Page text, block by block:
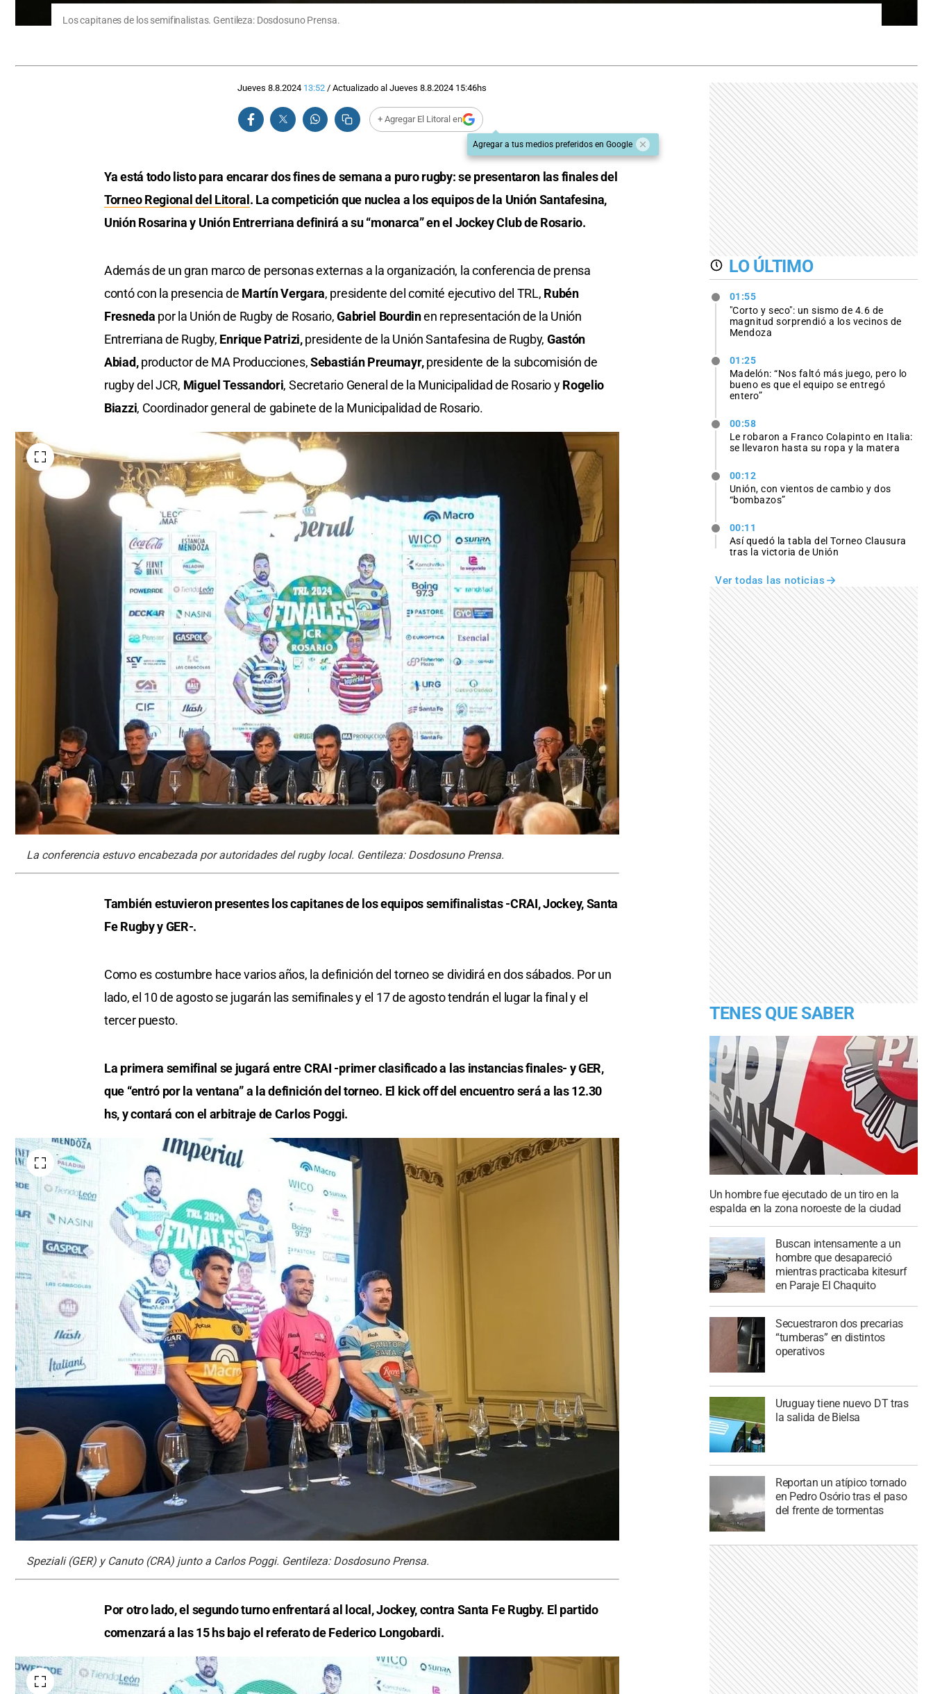
Los capitanes de los semifinalistas. Gentileza: Dosdosuno Prensa.
Jueves 8.8.2024 13:52/ Actualizado al Jueves 8.8.2024 15:46hs
+ Agregar El Litoral en
Agregar a tus medios preferidos en Google
Ya está todo listo para encarar dos fines de semana a puro rugby: se presentaron las finales del
Torneo Regional del Litoral . La competición que nuclea a los equipos de la Unión Santafesina,
Unión Rosarina y Unión Entrerriana definirá a su “monarca” en el Jockey Club de Rosario.
Además de un gran marco de personas externas a la organización, la conferencia de prensa
contó con la presencia de Martín Vergara, presidente del comité ejecutivo del TRL, Rubén
Fresneda por la Unión de Rugby de Rosario,Gabriel Bourdinen representación de la Unión
Entrerriana de Rugby, Enrique Patrizi,presidente de la Unión Santafesina de Rugby, Gastón
Abiad,productor de MA Producciones,Sebastián Preumayr,presidente de la subcomisión de
rugby del JCR, Miguel Tessandori, Secretario General de la Municipalidad de Rosario yRogelio
Biazzi, Coordinador general de gabinete de la Municipalidad de Rosario.
La conferencia estuvo encabezada por autoridades del rugby local. Gentileza: Dosdosuno Prensa.
También estuvieron presentes los capitanes de los equipos semifinalistas -CRAI, Jockey, Santa
Fe Rugby y GER-.
Como es costumbre hace varios años, la definición del torneo se dividirá en dos sábados. Por un
lado, el 10 de agosto se jugarán las semifinales y el 17 de agosto tendrán el lugar la final y el
tercer puesto.
La primera semifinal se jugará entre CRAI -primer clasificado a las instancias finales- y GER,
que “entró por la ventana” a la definición del torneo. El kick off del encuentro será a las 12.30
hs, y contará con el arbitraje de Carlos Poggi.
Speziali (GER) y Canuto (CRA) junto a Carlos Poggi. Gentileza: Dosdosuno Prensa.
Por otro lado, el segundo turno enfrentará al local, Jockey, contra Santa Fe Rugby. El partido
comenzará a las 15 hs bajo el referato de Federico Longobardi.
LO ÚLTIMO
01:55
"Corto y seco": un sismo de 4.6 de
magnitud sorprendió a los vecinos de
Mendoza
01:25
Madelón: “Nos faltó más juego, pero lo
bueno es que el equipo se entregó
entero”
00:58
Le robaron a Franco Colapinto en Italia:
se llevaron hasta su ropa y la matera
00:12
Unión, con vientos de cambio y dos
“bombazos”
00:11
Así quedó la tabla del Torneo Clausura
tras la victoria de Unión
Ver todas las noticias
TENES QUE SABER
Un hombre fue ejecutado de un tiro en la
espalda en la zona noroeste de la ciudad
Buscan intensamente a un
hombre que desapareció
mientras practicaba kitesurf
en Paraje El Chaquito
Secuestraron dos precarias
“tumberas” en distintos
operativos
Uruguay tiene nuevo DT tras
la salida de Bielsa
Reportan un atípico tornado
en Pedro Osório tras el paso
del frente de tormentas